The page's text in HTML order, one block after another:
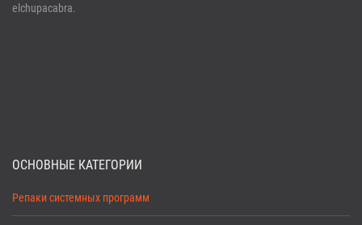
elchupacabra.
ОСНОВНЫЕ КАТЕГОРИИ
Репаки системных программ